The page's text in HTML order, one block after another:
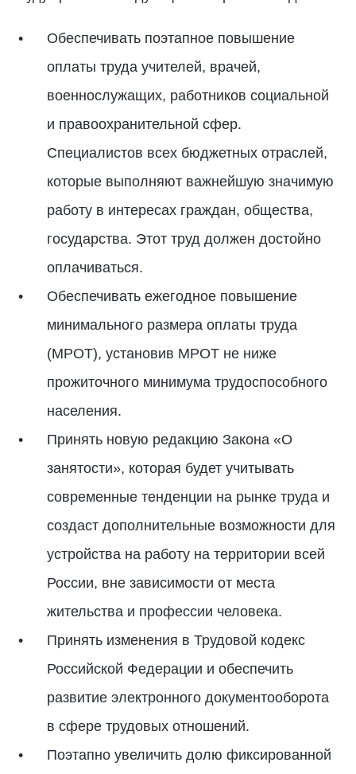
Обеспечивать поэтапное повышение
оплаты труда учителей, врачей,
военнослужащих, работников социальной
и правоохранительной сфер.
Специалистов всех бюджетных отраслей,
которые выполняют важнейшую значимую
работу в интересах граждан, общества,
государства. Этот труд должен достойно
оплачиваться.
Обеспечивать ежегодное повышение
минимального размера оплаты труда
(МРОТ), установив МРОТ не ниже
прожиточного минимума трудоспособного
населения.
Принять новую редакцию Закона «О
занятости», которая будет учитывать
современные тенденции на рынке труда и
создаст дополнительные возможности для
устройства на работу на территории всей
России, вне зависимости от места
жительства и профессии человека.
Принять изменения в Трудовой кодекс
Российской Федерации и обеспечить
развитие электронного документооборота
в сфере трудовых отношений.
Поэтапно увеличить долю фиксированной